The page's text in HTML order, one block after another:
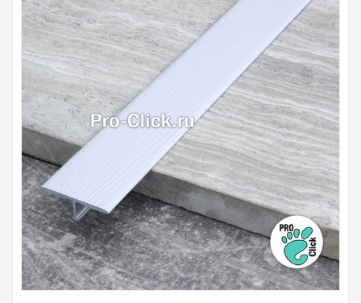
Плинтуса
Профили для стекла и SPC
Обводы для труб
Алюминиевые профили
Крепёж и крепления
Садовая мебель
Оплата
Доставка
Самовывоз